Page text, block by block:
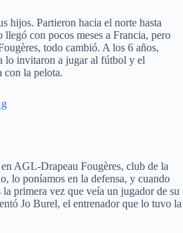
hijos. Partieron hacia el norte hasta
con pocos meses a Francia, pero
todo cambió. A los 6 años,
lo invitaron a jugar al fútbol y el
con la pelota.
AGL-Drapeau Fougères, club de la
lo poníamos en la defensa, y cuando
primera vez que veía un jugador de su
Jo Burel, el entrenador que lo tuvo la